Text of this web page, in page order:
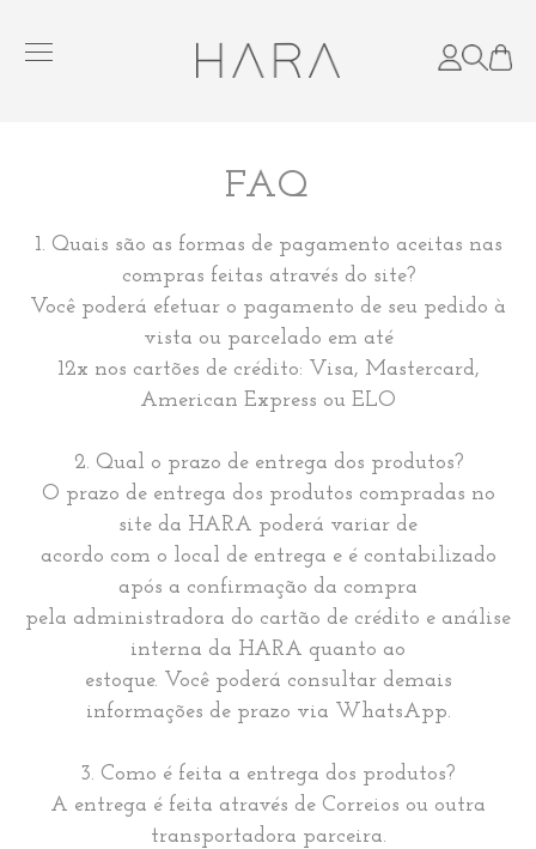
FAQ
1. Quais são as formas de pagamento aceitas nas
compras feitas através do site?
Você poderá efetuar o pagamento de seu pedido à
vista ou parcelado em até
12x nos cartões de crédito: Visa, Mastercard,
American Express ou ELO
2. Qual o prazo de entrega dos produtos?
O prazo de entrega dos produtos compradas no
site da HARA poderá variar de
acordo com o local de entrega e é contabilizado
após a confirmação da compra
pela administradora do cartão de crédito e análise
interna da HARA quanto ao
estoque. Você poderá consultar demais
informações de prazo via WhatsApp.
3. Como é feita a entrega dos produtos?
A entrega é feita através de Correios ou outra
transportadora parceira.